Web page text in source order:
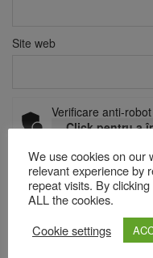
Site web
Verificare anti-robot
Click pentru a
Acest site folosește
sunt procesate datele
We use cookies on our
relevant experience by
repeat visits. By
ALL the cookies.
Cookie settings